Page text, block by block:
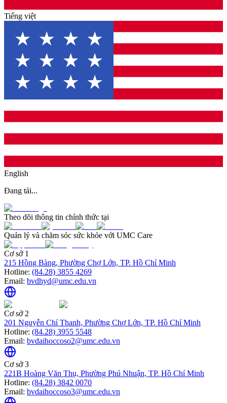
Tiếng việt
English
Đang tải...
Theo dõi thông tin chính thức tại
Quản lý và chăm sóc sức khỏe với UMC Care
Cơ sở 1
215 Hồng Bàng, Phường Chợ Lớn, TP. Hồ Chí Minh
Hotline: (84.28) 3855 4269
Email: bvdhyd@umc.edu.vn
Cơ sở 2
201 Nguyễn Chí Thanh, Phường Chợ Lớn, TP. Hồ Chí Minh
Hotline: (84.28) 3955 5548
Email: bvdaihoccoso2@umc.edu.vn
Cơ sở 3
221B Hoàng Văn Thụ, Phường Phú Nhuận, TP. Hồ Chí Minh
Hotline: (84.28) 3842 0070
Email: bvdaihoccoso3@umc.edu.vn